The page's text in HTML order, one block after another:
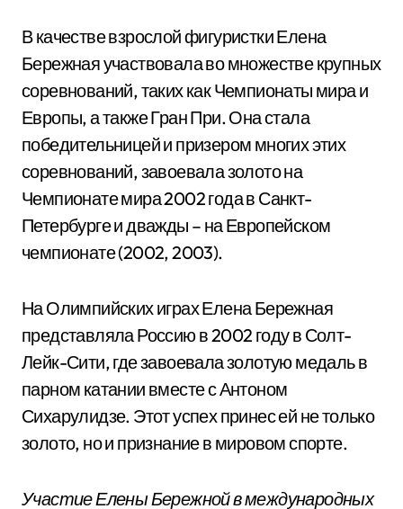
В качестве взрослой фигуристки Елена
Бережная участвовала во множестве крупных
соревнований, таких как Чемпионаты мира и
Европы, а также Гран При. Она стала
победительницей и призером многих этих
соревнований, завоевала золото на
Чемпионате мира 2002 года в Санкт-
Петербурге и дважды – на Европейском
чемпионате (2002, 2003).
На Олимпийских играх Елена Бережная
представляла Россию в 2002 году в Солт-
Лейк-Сити, где завоевала золотую медаль в
парном катании вместе с Антоном
Сихарулидзе. Этот успех принес ей не только
золото, но и признание в мировом спорте.
Участие Елены Бережной в международных